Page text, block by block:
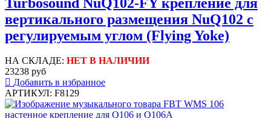
вертикального размещения NuQ102 с
регулируемым углом (Flying Yoke)
НА СКЛАДЕ: НЕТ В НАЛИЧИИ
23238 руб
Добавить в избранное
АРТИКУЛ: F8129